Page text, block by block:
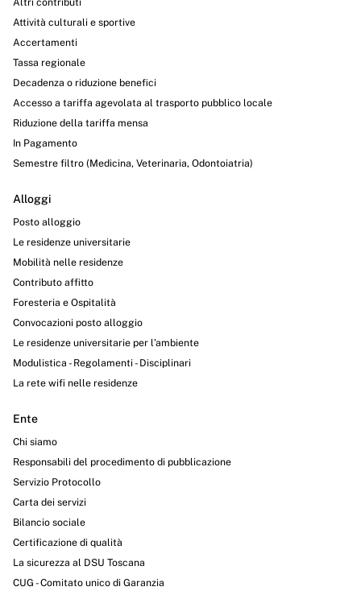
Attività culturali e sportive
Accertamenti
Tassa regionale
Decadenza o riduzione benefici
Accesso a tariffa agevolata al trasporto pubblico locale
Riduzione della tariffa mensa
In Pagamento
Semestre filtro (Medicina, Veterinaria, Odontoiatria)
Alloggi
Posto alloggio
Le residenze universitarie
Mobilità nelle residenze
Contributo affitto
Foresteria e Ospitalità
Convocazioni posto alloggio
Le residenze universitarie per l’ambiente
Modulistica - Regolamenti - Disciplinari
La rete wifi nelle residenze
Ente
Chi siamo
Responsabili del procedimento di pubblicazione
Servizio Protocollo
Carta dei servizi
Bilancio sociale
Certificazione di qualità
La sicurezza al DSU Toscana
CUG - Comitato unico di Garanzia